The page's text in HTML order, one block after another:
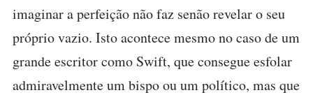
imaginar a perfeição não faz senão revelar o seu
próprio vazio. Isto acontece mesmo no caso de um
grande escritor como Swift, que consegue esfolar
admiravelmente um bispo ou um político, mas que